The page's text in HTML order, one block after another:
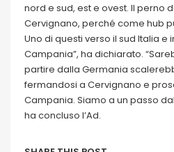
nord e sud, est e ovest. Il perno
Cervignano, perché come hub
Uno di questi verso il sud Italia e
Campania”, ha dichiarato.
partire dalla Germania
fermandosi a Cervignano e
Campania. Siamo a un passo
ha concluso l’Ad.